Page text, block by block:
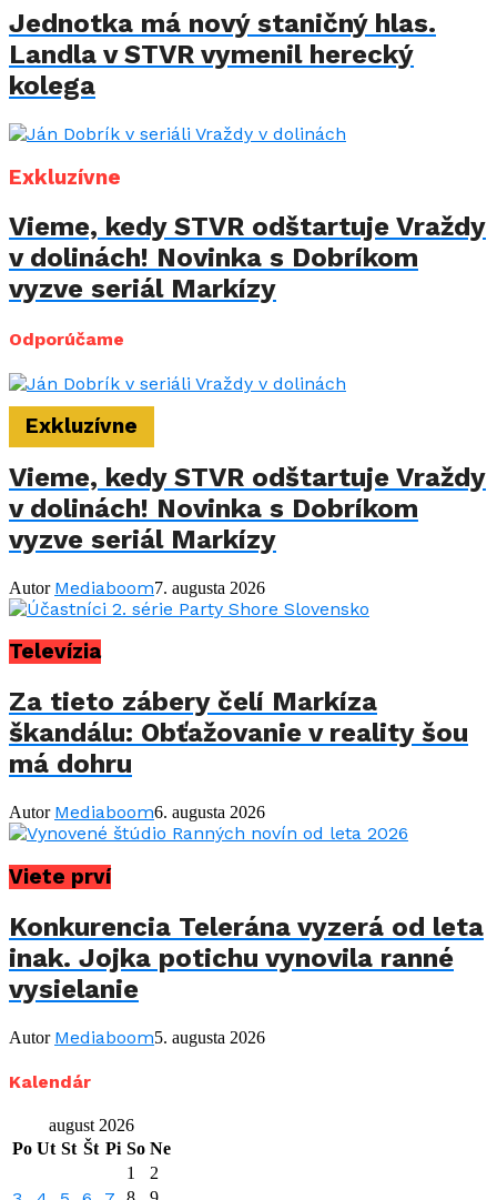
Jednotka má nový staničný hlas.
Landla v STVR vymenil herecký
kolega
Exkluzívne
Vieme, kedy STVR odštartuje Vraždy
v dolinách! Novinka s Dobríkom
vyzve seriál Markízy
Odporúčame
Exkluzívne
Vieme, kedy STVR odštartuje Vraždy
v dolinách! Novinka s Dobríkom
vyzve seriál Markízy
Autor Mediaboom7. augusta 2026
Televízia
Za tieto zábery čelí Markíza
škandálu: Obťažovanie v reality šou
má dohru
Autor Mediaboom6. augusta 2026
Viete prví
Konkurencia Telerána vyzerá od leta
inak. Jojka potichu vynovila ranné
vysielanie
Autor Mediaboom5. augusta 2026
Kalendár
august 2026
Po Ut St Št Pi So Ne
1
2